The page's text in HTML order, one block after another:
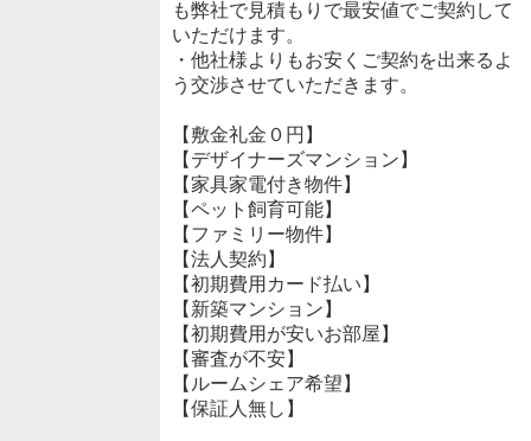
も弊社で見積もりで最安値でご契約して
いただけます。
・他社様よりもお安くご契約を出来るよ
う交渉させていただきます。
【敷金礼金０円】
【デザイナーズマンション】
【家具家電付き物件】
【ペット飼育可能】
【ファミリー物件】
【法人契約】
【初期費用カード払い】
【新築マンション】
【初期費用が安いお部屋】
【審査が不安】
【ルームシェア希望】
【保証人無し】